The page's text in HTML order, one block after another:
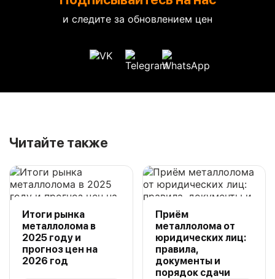
и следите за обновлением цен
Читайте также
Итоги рынка
металлолома в
2025 году и
прогноз цен на
2026 год
Приём
металлолома от
юридических лиц:
правила,
документы и
порядок сдачи